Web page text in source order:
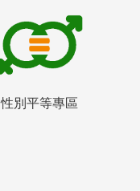
性別平等專區